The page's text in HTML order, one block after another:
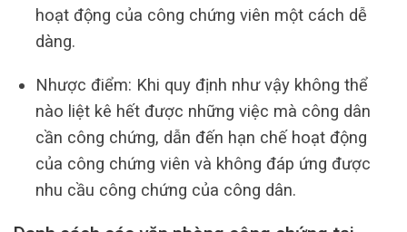
hoạt động của công chứng viên một cách dễ
dàng.
Nhược điểm: Khi quy định như vậy không thể
nào liệt kê hết được những việc mà công dân
cần công chứng, dẫn đến hạn chế hoạt động
của công chứng viên và không đáp ứng được
nhu cầu công chứng của công dân.